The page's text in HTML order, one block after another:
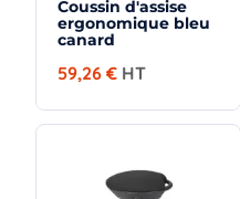
Demande de rappel
Coussin d'assise
ergonomique bleu
canard
59,26 € HT